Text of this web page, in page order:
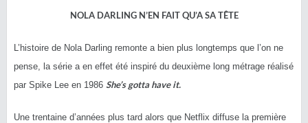
NOLA DARLING N’EN FAIT QU’A SA TÊTE
L’histoire de Nola Darling remonte a bien plus longtemps que l’on ne
pense, la série a en effet été inspiré du deuxième long métrage réalisé
par Spike Lee en 1986 She’s gotta have it.
Une trentaine d’années plus tard alors que Netflix diffuse la première